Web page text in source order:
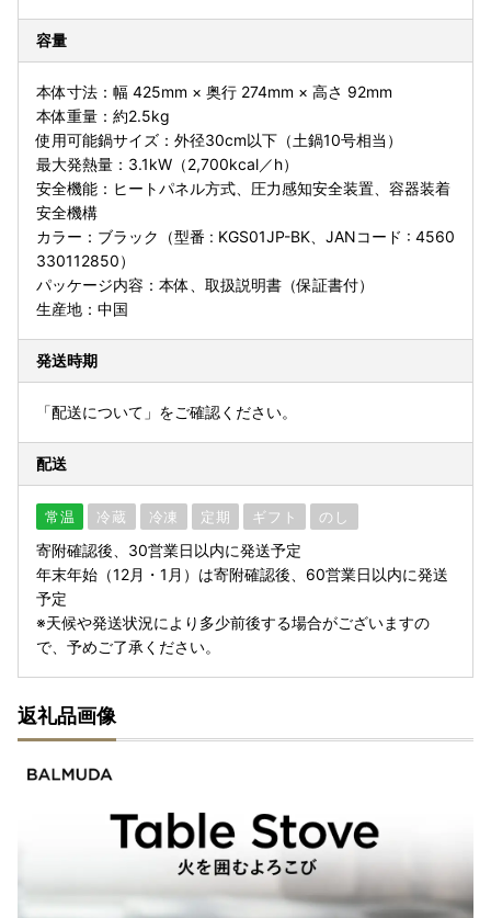
容量
本体寸法：幅 425mm × 奥行 274mm × 高さ 92mm
本体重量：約2.5kg
使用可能鍋サイズ：外径30cm以下（土鍋10号相当）
最大発熱量：3.1kW（2,700kcal／h）
安全機能：ヒートパネル方式、圧力感知安全装置、容器装着
安全機構
カラー：ブラック（型番 : KGS01JP-BK、JANコード : 4560
330112850）
パッケージ内容：本体、取扱説明書（保証書付）
生産地：中国
発送時期
「配送について」をご確認ください。
配送
常温 冷蔵 冷凍 定期 ギフト のし
寄附確認後、30営業日以内に発送予定
年末年始（12月・1月）は寄附確認後、60営業日以内に発送
予定
※天候や発送状況により多少前後する場合がございますの
で、予めご了承ください。
返礼品画像